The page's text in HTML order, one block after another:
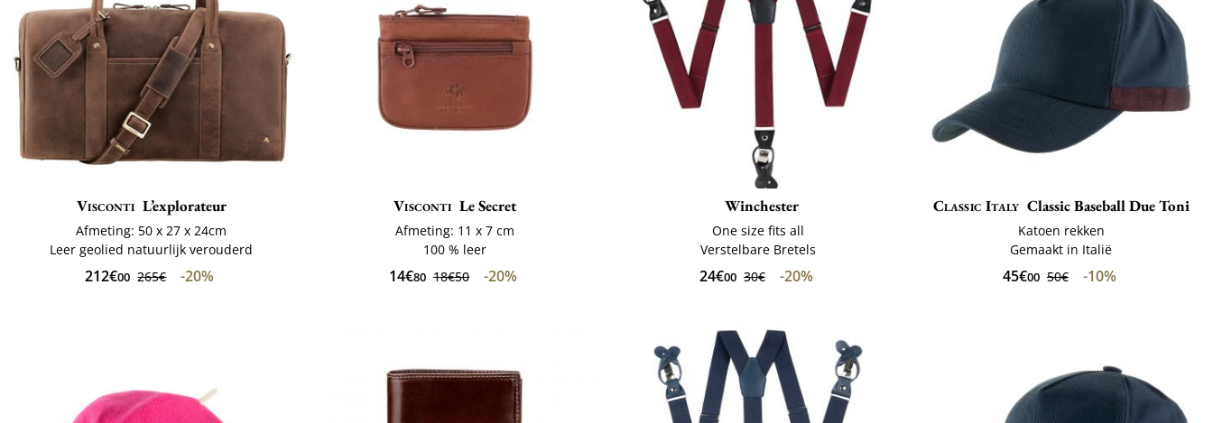
Visconti L’explorateur
Afmeting: 50 x 27 x 24cm
Leer geolied natuurlijk verouderd
212€00 265€ -20%
Visconti Le Secret
Afmeting: 11 x 7 cm
100 % leer
14€80 18€50 -20%
Winchester
One size fits all
Verstelbare Bretels
24€00 30€ -20%
Classic Italy Classic Baseball Due Toni
Katoen rekken
Gemaakt in Italië
45€00 50€ -10%